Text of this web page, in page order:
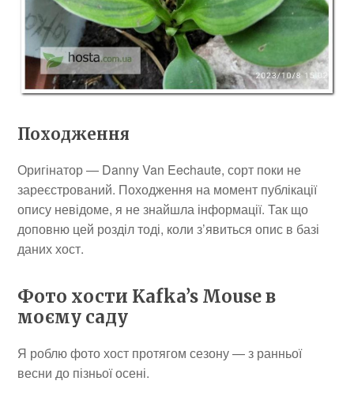
Походження
Оригінатор — Danny Van Eechaute, сорт поки не
зареєстрований. Походження на момент публікації
опису невідоме, я не знайшла інформації. Так що
доповню цей розділ тоді, коли з’явиться опис в базі
даних хост.
Фото хости Kafka’s Mouse в
моєму саду
Я роблю фото хост протягом сезону — з ранньої
весни до пізньої осені.